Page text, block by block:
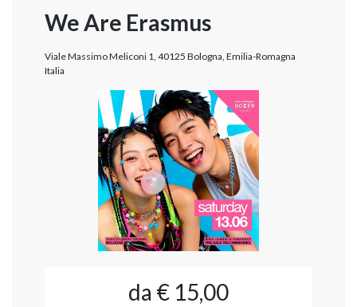
We Are Erasmus
Viale Massimo Meliconi 1, 40125 Bologna, Emilia-Romagna
Italia
da € 15,00